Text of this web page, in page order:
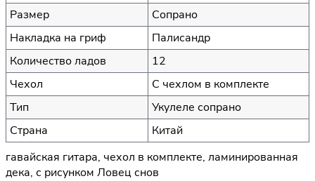
Размер
Сопрано
Накладка на гриф
Палисандр
Количество ладов
12
Чехол
С чехлом в комплекте
Тип
Укулеле сопрано
Страна
Китай
гавайская гитара, чехол в комплекте, ламинированная
дека, с рисунком Ловец снов